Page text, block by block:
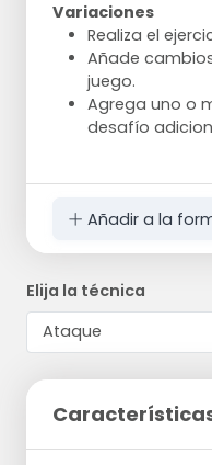
Variaciones
Realiza el
Añade
juego.
Agrega uno o
desafío
Añadir a la
Elija la técnica